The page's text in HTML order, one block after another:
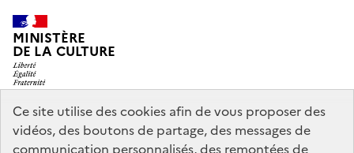
Ce site utilise des cookies afin de vous proposer des
vidéos, des boutons de partage, des messages de
communication personnalisés, des remontées de
MINISTÈRE
DE LA CULTURE
legifrance.gouv.fr info.gouv.fr